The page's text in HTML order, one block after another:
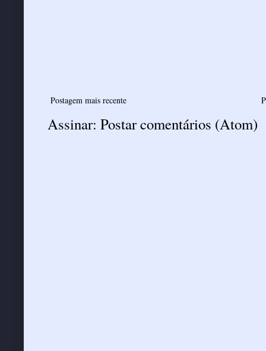
Postagem mais recente
Assinar: Postar comentários (Atom)